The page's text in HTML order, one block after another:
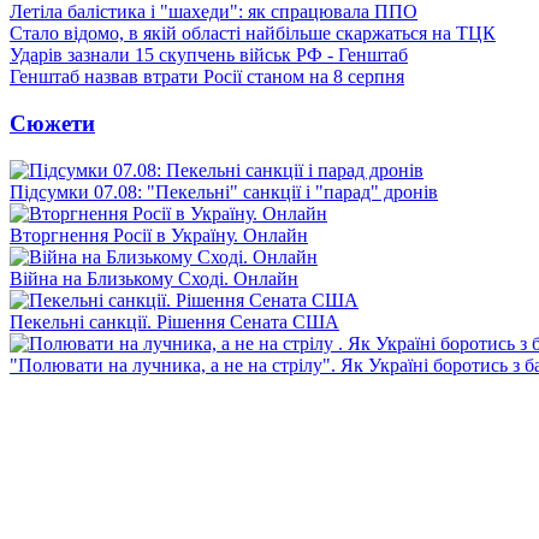
Летіла балістика і "шахеди": як спрацювала ППО
Стало відомо, в якій області найбільше скаржаться на ТЦК
Ударів зазнали 15 скупчень військ РФ - Генштаб
Генштаб назвав втрати Росії станом на 8 серпня
Сюжети
Підсумки 07.08: "Пекельні" санкції і "парад" дронів
Вторгнення Росії в Україну. Онлайн
Війна на Близькому Сході. Онлайн
Пекельні санкції. Рішення Сената США
"Полювати на лучника, а не на стрілу". Як Україні боротись з